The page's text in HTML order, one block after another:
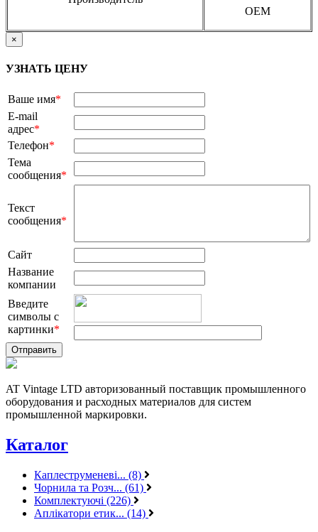
OEM
×
УЗНАТЬ ЦЕНУ
Ваше имя*
E-mail
адрес*
Телефон*
Тема
сообщения*
Текст
сообщения*
Сайт
Название
компании
Введите
символы с
картинки*
AT Vintage LTD авторизованный поставщик промышленного
оборудования и расходных материалов для систем
промышленной маркировки.
Каталог
Каплеструменеві... (8)
Чорнила та Розч... (61)
Комплектуючі (226)
Аплікатори етик... (14)